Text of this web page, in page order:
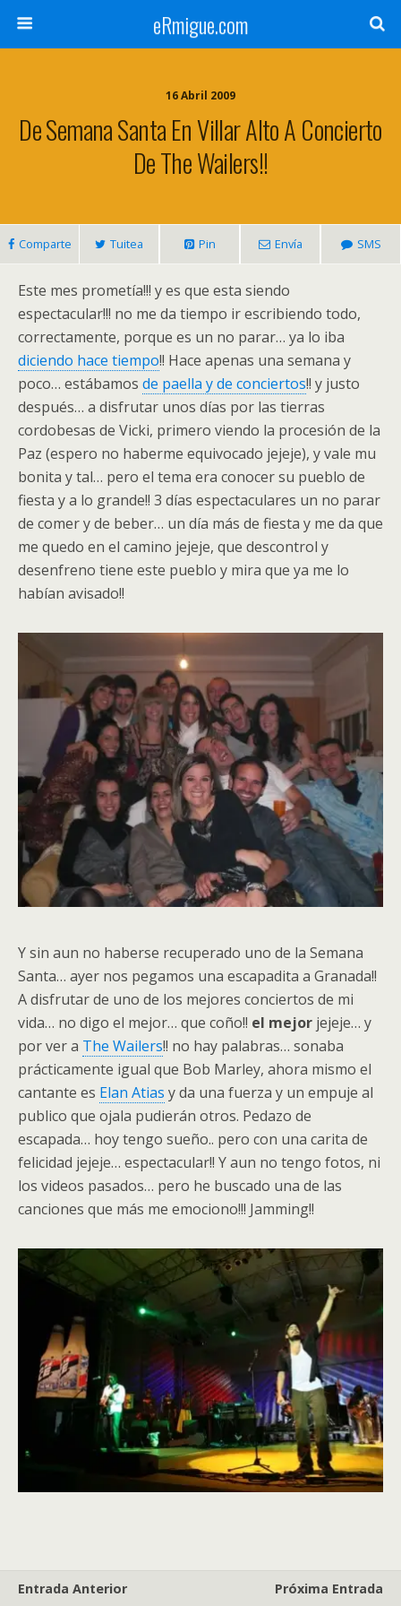
eRmigue.com
16 Abril 2009
De Semana Santa En Villar Alto A Concierto
De The Wailers!!
Comparte Tuitea Pin Envía SMS
Este mes prometía!!! y es que esta siendo
espectacular!!! no me da tiempo ir escribiendo todo,
correctamente, porque es un no parar… ya lo iba
diciendo hace tiempo!! Hace apenas una semana y
poco… estábamos de paella y de conciertos!! y justo
después… a disfrutar unos días por las tierras
cordobesas de Vicki, primero viendo la procesión de la
Paz (espero no haberme equivocado jejeje), y vale mu
bonita y tal… pero el tema era conocer su pueblo de
fiesta y a lo grande!! 3 días espectaculares un no parar
de comer y de beber… un día más de fiesta y me da que
me quedo en el camino jejeje, que descontrol y
desenfreno tiene este pueblo y mira que ya me lo
habían avisado!!
Y sin aun no haberse recuperado uno de la Semana
Santa… ayer nos pegamos una escapadita a Granada!!
A disfrutar de uno de los mejores conciertos de mi
vida… no digo el mejor… que coño!! el mejor jejeje… y
por ver a The Wailers!! no hay palabras… sonaba
prácticamente igual que Bob Marley, ahora mismo el
cantante es Elan Atias y da una fuerza y un empuje al
publico que ojala pudierán otros. Pedazo de
escapada… hoy tengo sueño.. pero con una carita de
felicidad jejeje… espectacular!! Y aun no tengo fotos, ni
los videos pasados… pero he buscado una de las
canciones que más me emociono!!! Jamming!!
Entrada Anterior
Próxima Entrada